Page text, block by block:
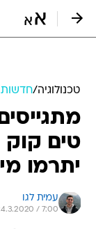
טכנולוגיה/חדשות
טים קוק
יתרמו
עמית לגו
/ 7:00